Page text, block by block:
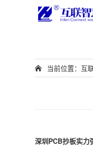
当前位置： 互
深圳PCB抄板实力